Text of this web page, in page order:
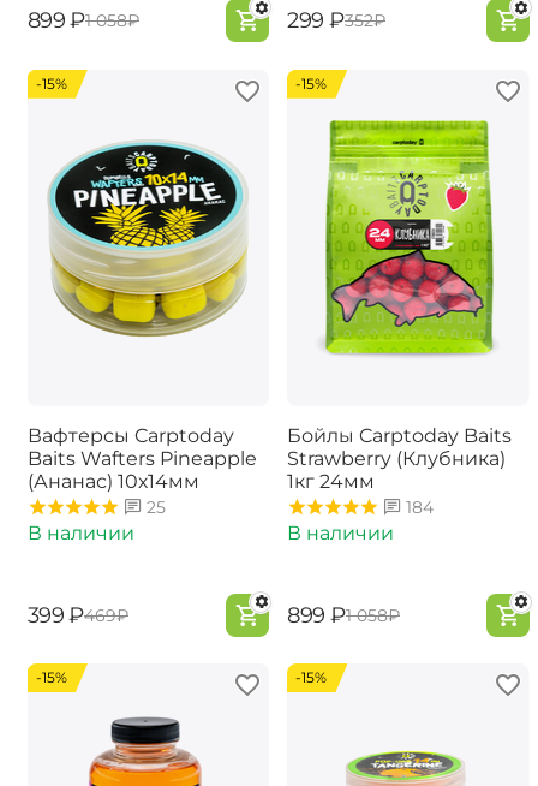
‍899‍ ₽‍1 058‍₽ ‍299‍ ₽‍352‍₽
-15%
Вафтерсы Carptoday
Baits Wafters Pineapple
(Ананас) 10х14мм
25
В наличии
‍399‍ ₽‍469‍₽
-15%
Бойлы Carptoday Baits
Strawberry (Клубника)
1кг 24мм
184
В наличии
‍899‍ ₽‍1 058‍₽
-15% -15%